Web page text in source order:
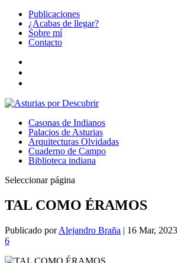
Publicaciones
¿Acabas de llegar?
Sobre mí
Contacto
Casonas de Indianos
Palacios de Asturias
Arquitecturas Olvidadas
Cuaderno de Campo
Biblioteca indiana
Seleccionar página
TAL COMO ÉRAMOS
Publicado porAlejandro Braña | 16 Mar, 2023
6